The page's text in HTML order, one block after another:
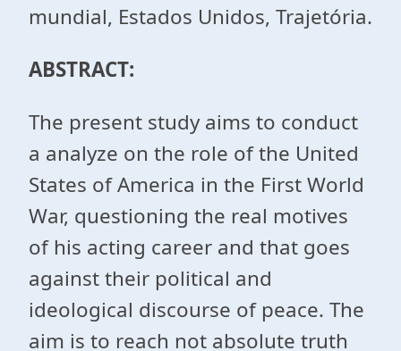
mundial, Estados Unidos, Trajetória.
ABSTRACT:
The present study aims to conduct
a analyze on the role of the United
States of America in the First World
War, questioning the real motives
of his acting career and that goes
against their political and
ideological discourse of peace. The
aim is to reach not absolute truth